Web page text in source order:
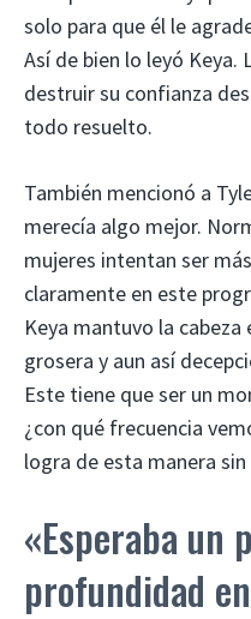
solo para que él le
Así de bien lo leyó
destruir su confianza
todo resuelto.
También mencionó a
merecía algo mejor.
mujeres intentan ser
claramente en este
Keya mantuvo la
grosera y aun así
Este tiene que ser un
¿con qué frecuencia
logra de esta manera
«Esperaba un
profundidad